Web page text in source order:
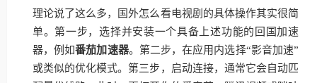
理论说了这么多，国外怎么看电视剧的具体操作其实很简
单。第一步，选择并安装一个具备上述功能的回国加速
器，例如番茄加速器。第二步，在应用内选择“影音加速”
或类似的优化模式。第三步，启动连接，通常它会自动匹